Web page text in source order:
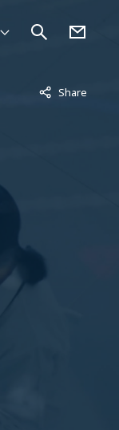
Share
非表示中